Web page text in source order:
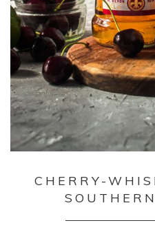
CHERRY-